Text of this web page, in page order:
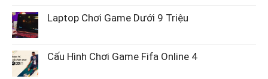
Laptop Chơi Game Dưới 9 Triệu
Cấu Hình Chơi Game Fifa Online 4